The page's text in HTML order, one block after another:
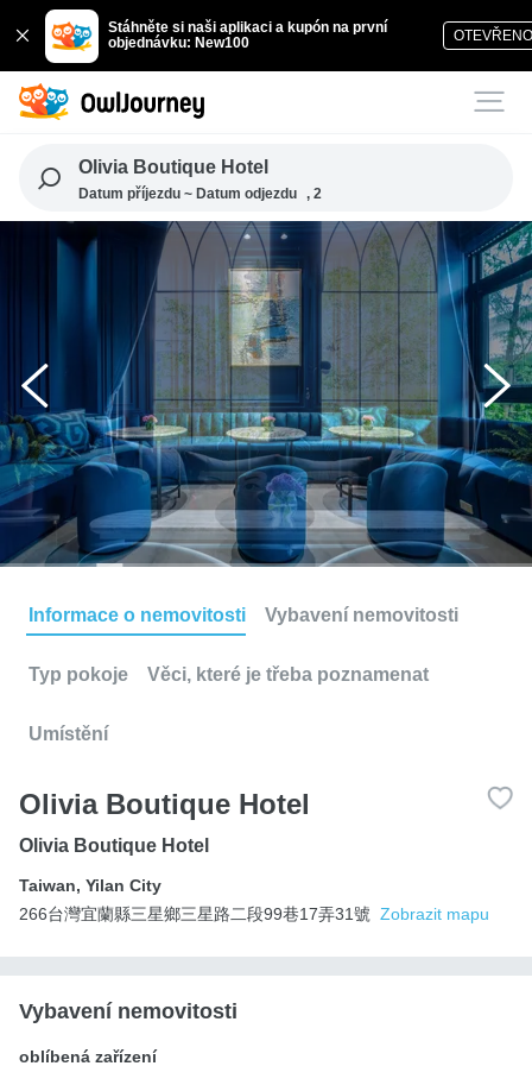
Stáhněte si naši aplikaci a kupón na první
objednávku: New100
Olivia Boutique Hotel
Datum příjezdu ~ Datum odjezdu , 2
Informace o nemovitosti Vybavení nemovitosti
Typ pokoje Věci, které je třeba poznamenat
Umístění
Olivia Boutique Hotel
Olivia Boutique Hotel
Taiwan, Yilan City
266台灣宜蘭縣三星鄉三星路二段99巷17弄31號 Zobrazit mapu
Vybavení nemovitosti
oblíbená zařízení